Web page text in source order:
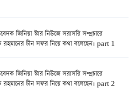
জিনিয়া স্টার নিউজে সরাসরি সম্প্রচারে
রহমানের চীন সফর নিয়ে কথা বলেছেন। part 1
জিনিয়া স্টার নিউজে সরাসরি সম্প্রচারে
রহমানের চীন সফর নিয়ে কথা বলেছেন। part 2